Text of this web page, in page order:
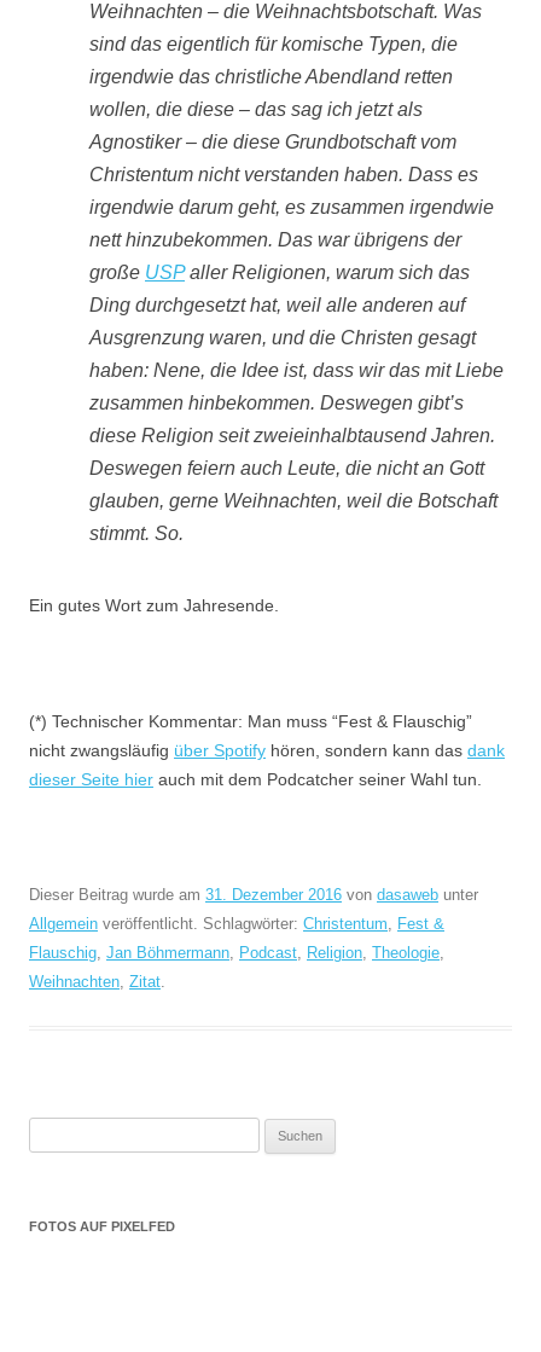
Weihnachten – die Weihnachtsbotschaft. Was
sind das eigentlich für komische Typen, die
irgendwie das christliche Abendland retten
wollen, die diese – das sag ich jetzt als
Agnostiker – die diese Grundbotschaft vom
Christentum nicht verstanden haben. Dass es
irgendwie darum geht, es zusammen irgendwie
nett hinzubekommen. Das war übrigens der
große USPaller Religionen, warum sich das
Ding durchgesetzt hat, weil alle anderen auf
Ausgrenzung waren, und die Christen gesagt
haben: Nene, die Idee ist, dass wir das mit Liebe
zusammen hinbekommen. Deswegen gibt’s
diese Religion seit zweieinhalbtausend Jahren.
Deswegen feiern auch Leute, die nicht an Gott
glauben, gerne Weihnachten, weil die Botschaft
stimmt. So.
Ein gutes Wort zum Jahresende.
(*) Technischer Kommentar: Man muss “Fest & Flauschig”
nicht zwangsläufig über Spotify hören, sondern kann das dank
dieser Seite hier auch mit dem Podcatcher seiner Wahl tun.
Dieser Beitrag wurde am 31. Dezember 2016 von dasaweb unter
Allgemein veröffentlicht. Schlagwörter: Christentum, Fest &
Flauschig, Jan Böhmermann, Podcast, Religion, Theologie,
Weihnachten, Zitat.
FOTOS AUF PIXELFED